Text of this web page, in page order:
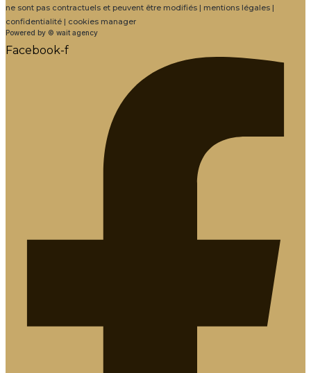
ne sont pas contractuels et peuvent être modifiés | mentions légales |
confidentialité | cookies manager
Powered by © wait agency
Facebook-f